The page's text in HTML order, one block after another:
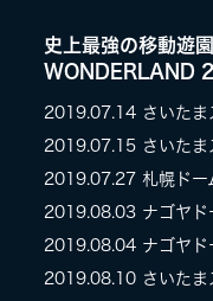
史上最強の移動遊
WONDERLAND
2019.07.14 さいたま
2019.07.15 さいたま
2019.07.27 札幌ドー
2019.08.03 ナゴヤド
2019.08.04 ナゴヤド
2019.08.10 さいたま